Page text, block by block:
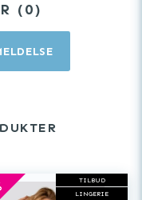
0
TILBUD
LINGERIE